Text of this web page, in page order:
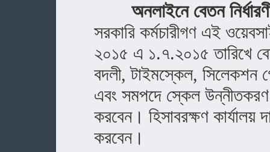
অনলাইনে বেতন
সরকারি কর্মচারীগণ এই
২০১৫ এ ১.৭.২০১৫ তারিখে
বদলী, টাইমস্কেল, সিলেকশন
এবং সমপদে স্কেল উন্নীতকরণ
করবেন। হিসাবরক্ষণ
করবেন।